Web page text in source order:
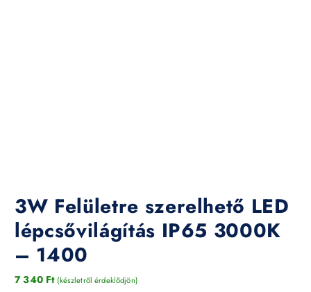
3W Felületre szerelhető LED
lépcsővilágítás IP65 3000K
– 1400
7 340 Ft (készletről érdeklődjön)